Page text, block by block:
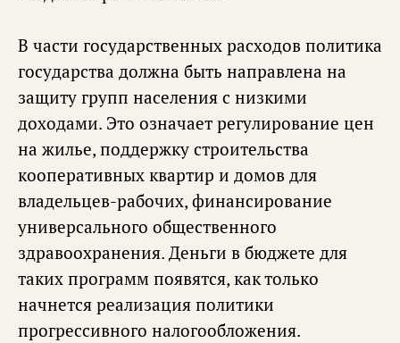
В части государственных расходов политика
государства должна быть направлена на
защиту групп населения с низкими
доходами. Это означает регулирование цен
на жилье, поддержку строительства
кооперативных квартир и домов для
владельцев-рабочих, финансирование
универсального общественного
здравоохранения. Деньги в бюджете для
таких программ появятся, как только
начнется реализация политики
прогрессивного налогообложения.